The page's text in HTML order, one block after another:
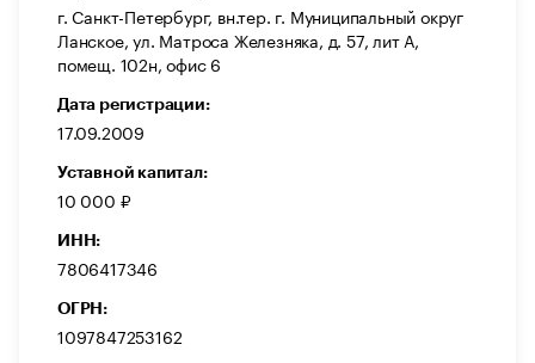
г. Санкт-Петербург, вн.тер. г. Муниципальный округ
Ланское, ул. Матроса Железняка, д. 57, лит А,
помещ. 102н, офис 6
Дата регистрации:
17.09.2009
Уставной капитал:
10 000 ₽
ИНН:
7806417346
ОГРН:
1097847253162